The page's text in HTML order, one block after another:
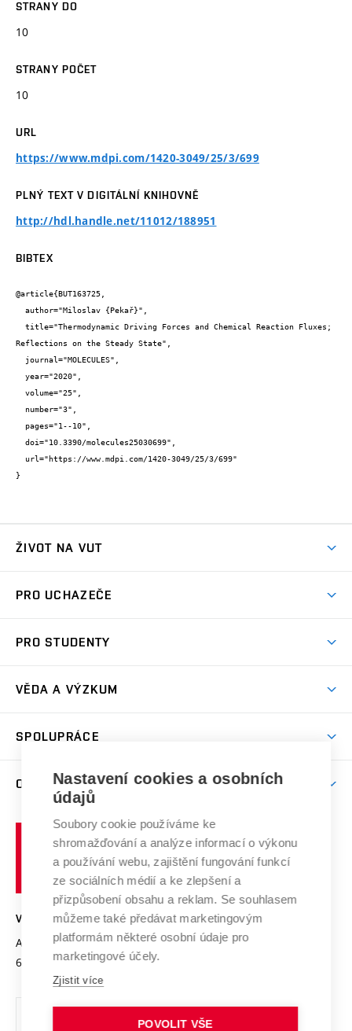
STRANY DO
10
STRANY POČET
10
URL
https://www.mdpi.com/1420-3049/25/3/699
PLNÝ TEXT V DIGITÁLNÍ KNIHOVNĚ
http://hdl.handle.net/11012/188951
BIBTEX
@article{BUT163725,
Reflections on the Steady State",
}
ŽIVOT NA VUT
Koleje
Sport na VUT
PRO UCHAZEČE
Dny otevřených dveří
Celoživotní vzdělávání
E-přihláška
PRO STUDENTY
Harmonogram akademického roku
Závěrečné práce
Doktorské studium
Zpracování osobních údajů studentů
Sociální bezpečí
Studium bez bariér
Podpora podnikání
VĚDA A VÝZKUM
Mezinárodní vědecká rada
Systém zajišťování kvality výzkumu
Výzkumné infrastruktury
Transfer znalostí
Open Science
Projekty
Projekty ze strukturálních fondů
Specifický výzkum
SPOLUPRÁCE
Firemní spolupráce
Zahraniční spolupráce
Spolupráce se školami
Mezinárodní dohody
Univerzitní sítě
O UNIVERZITĚ
Profil univerzity
Udržitelná univerzita
Podnikavá univerzita / ContriBUTe
Bezpečná univerzita
Vyznamenání
Organizační struktura
Ochrana osobních údajů
učení
technické
Brně
VYSOKÉ UČENÍ TECHNICKÉ V BRNĚ
Antonínská 548/1
602 00 Brno
www.vut.cz
vut@vutbr.cz
Nastavení cookies a osobních
údajů
Soubory cookie používáme ke
shromažďování a analýze informací o výkonu
a používání webu, zajištění fungování funkcí
ze sociálních médií a ke zlepšení a
přizpůsobení obsahu a reklam. Se souhlasem
můžeme také předávat marketingovým
platformám některé osobní údaje pro
marketingové účely.
Zjistit více
POVOLIT VŠE